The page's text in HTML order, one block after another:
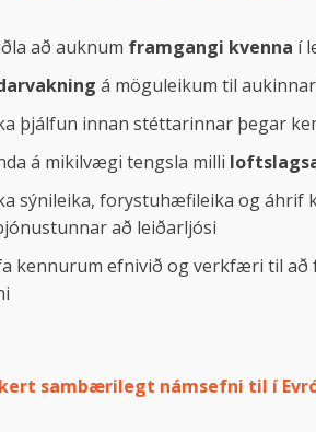
að auknum framgangi kvenna í
á möguleikum til
þjálfun innan stéttarinnar þegar
á mikilvægi tengsla milli
sýnileika, forystuhæfileika og
að leiðarljósi
kennurum efnivið og verkfæri til
sambærilegt námsefni til í